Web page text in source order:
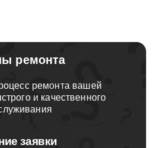
ремонта
ремонта вашей
и качественного
заявки